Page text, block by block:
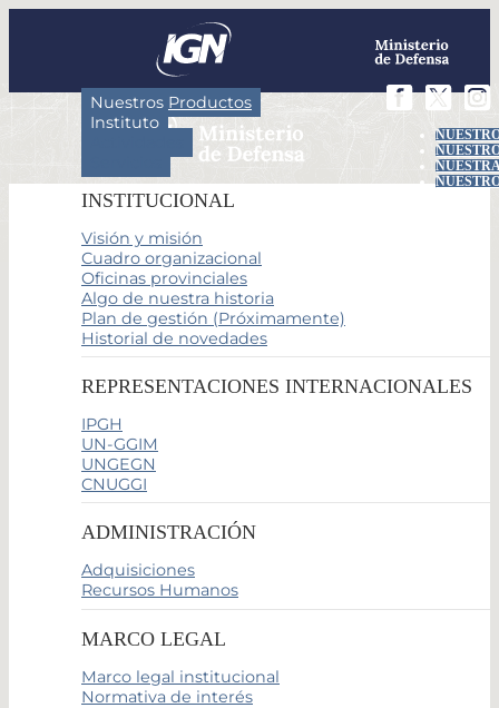
Nuestros Productos
Instituto
INSTITUCIONAL
Visión y misión
Cuadro organizacional
Oficinas provinciales
Algo de nuestra historia
Plan de gestión (Próximamente)
Historial de novedades
REPRESENTACIONES INTERNACIONALES
IPGH
UN-GGIM
UNGEGN
CNUGGI
ADMINISTRACIÓN
Adquisiciones
Recursos Humanos
MARCO LEGAL
Marco legal institucional
Normativa de interés